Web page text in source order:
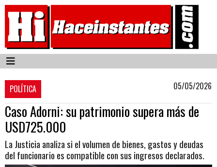
POLÍTICA 05/05/2026
Caso Adorni: su patrimonio supera más de
USD725.000
La Justicia analiza si el volumen de bienes, gastos y deudas
del funcionario es compatible con sus ingresos declarados.